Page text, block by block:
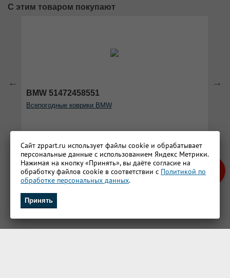
Сайт zppart.ru использует файлы cookie и обрабатывает
персональные данные с использованием Яндекс Метрики.
Нажимая на кнопку «Принять», вы даёте согласие на
обработку файлов cookie в соответствии с Политикой по
обработке персональных данных.
Принять
С этим товаром покупают
BMW 51472458551
Всепогодные коврики BMW